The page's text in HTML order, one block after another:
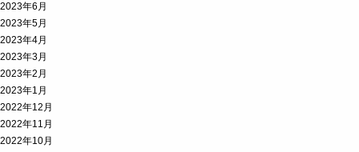
2023年6月
2023年5月
2023年4月
2023年3月
2023年2月
2023年1月
2022年12月
2022年11月
2022年10月